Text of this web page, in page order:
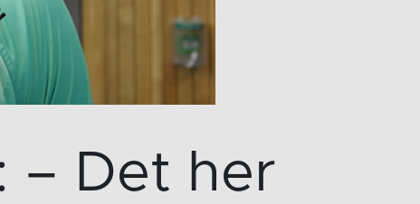
– Det her